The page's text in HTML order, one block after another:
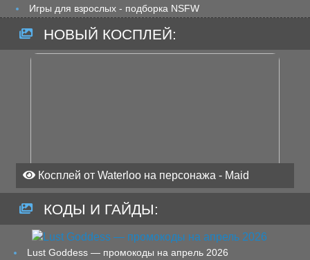
Игры для взрослых - подборка NSFW
НОВЫЙ КОСПЛЕЙ:
Косплей от Waterloo на персонажа - Maid
КОДЫ И ГАЙДЫ:
Lust Goddess — промокоды на апрель 2026